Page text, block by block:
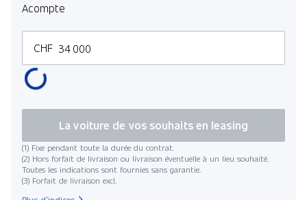
Acompte
CHF
(1) Fixe pendant toute la durée du contrat.
(2) Hors forfait de livraison ou livraison éventuelle à un lieu souhaité.
Toutes les indications sont fournies sans garantie.
(3) Forfait de livraison excl.
La voiture de vos souhaits en leasing